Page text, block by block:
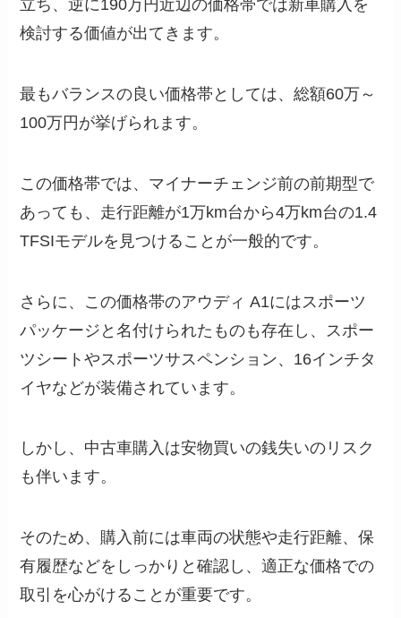
立ち、逆に190万円近辺の価格帯では新車購入を
検討する価値が出てきます。
最もバランスの良い価格帯としては、総額60万～
100万円が挙げられます。
この価格帯では、マイナーチェンジ前の前期型で
あっても、走行距離が1万km台から4万km台の1.4
TFSIモデルを見つけることが一般的です。
さらに、この価格帯のアウディ A1にはスポーツ
パッケージと名付けられたものも存在し、スポー
ツシートやスポーツサスペンション、16インチタ
イヤなどが装備されています。
しかし、中古車購入は安物買いの銭失いのリスク
も伴います。
そのため、購入前には車両の状態や走行距離、保
有履歴などをしっかりと確認し、適正な価格での
取引を心がけることが重要です。